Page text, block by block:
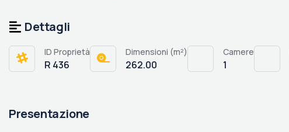
Dettagli
ID Proprietà
R 436
Dimensioni (m²)
262.00
Camere
1
Presentazione